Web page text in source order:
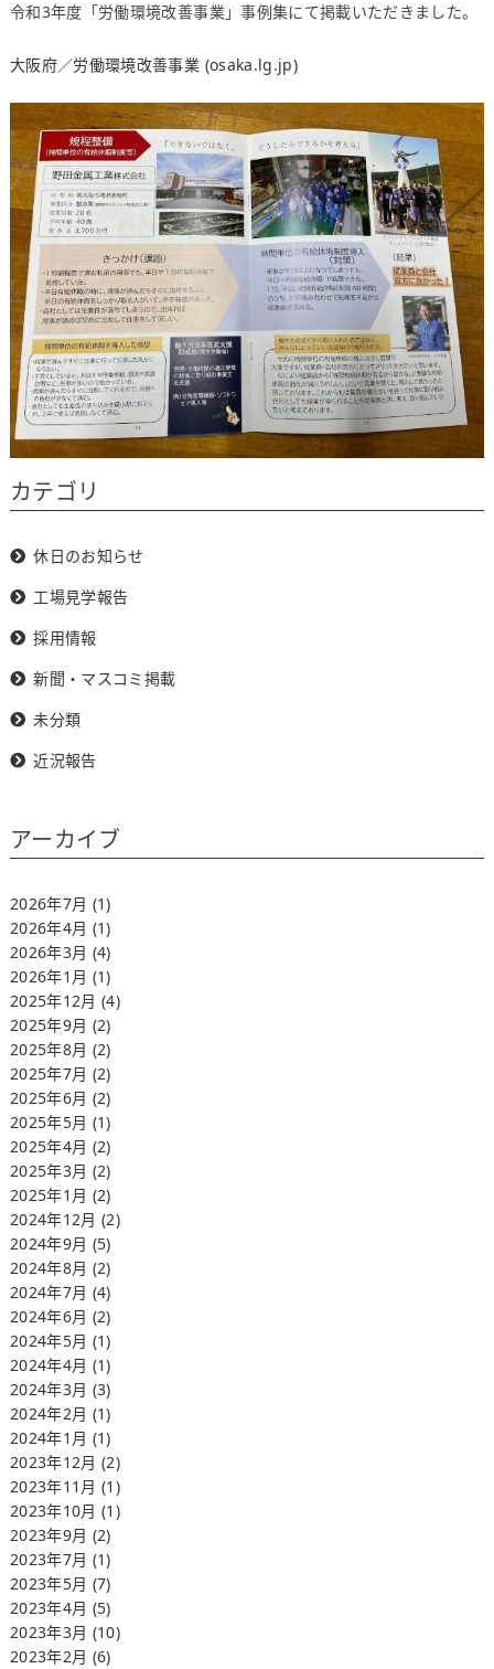
令和3年度「労働環境改善事業」事例集にて掲載いただきました。
大阪府／労働環境改善事業 (osaka.lg.jp)
カテゴリ
休日のお知らせ
工場見学報告
採用情報
新聞・マスコミ掲載
未分類
近況報告
アーカイブ
2026年7月 (1)
2026年4月 (1)
2026年3月 (4)
2026年1月 (1)
2025年12月(4)
2025年9月 (2)
2025年8月 (2)
2025年7月 (2)
2025年6月 (2)
2025年5月 (1)
2025年4月 (2)
2025年3月 (2)
2025年1月 (2)
2024年12月(2)
2024年9月 (5)
2024年8月 (2)
2024年7月 (4)
2024年6月 (2)
2024年5月 (1)
2024年4月 (1)
2024年3月 (3)
2024年2月 (1)
2024年1月 (1)
2023年12月(2)
2023年11月(1)
2023年10月(1)
2023年9月 (2)
2023年7月 (1)
2023年5月 (7)
2023年4月 (5)
2023年3月 (10)
2023年2月 (6)